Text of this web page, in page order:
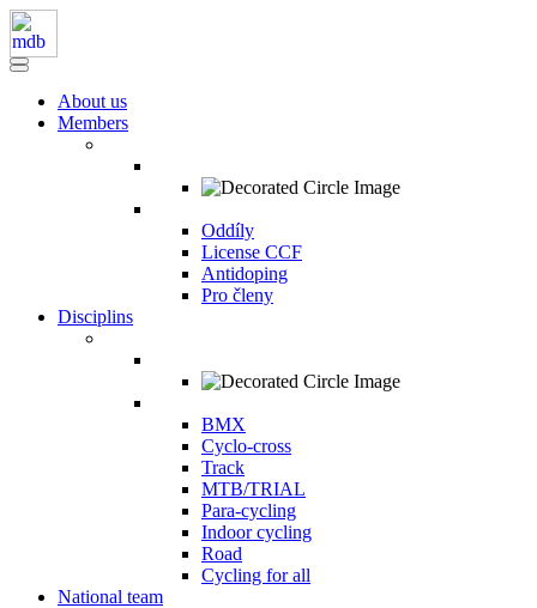
About us
Members
Oddíly
License CCF
Antidoping
Pro členy
Disciplins
BMX
Cyclo-cross
Track
MTB/TRIAL
Para-cycling
Indoor cycling
Road
Cycling for all
National team